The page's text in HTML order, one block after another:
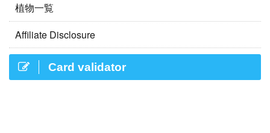
植物一覧
Affiliate Disclosure
Card validator